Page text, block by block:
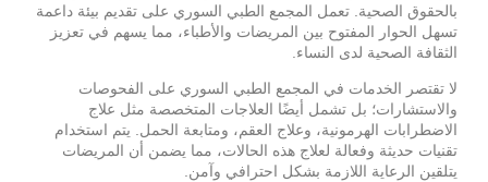
بالحقوق الصحية. تعمل المجمع الطبي السوري على تقديم بيئة داعمة
تسهل الحوار المفتوح بين المريضات والأطباء، مما يسهم في تعزيز
الثقافة الصحية لدى النساء.
لا تقتصر الخدمات في المجمع الطبي السوري على الفحوصات
والاستشارات؛ بل تشمل أيضًا العلاجات المتخصصة مثل علاج
الاضطرابات الهرمونية، وعلاج العقم، ومتابعة الحمل. يتم استخدام
تقنيات حديثة وفعالة لعلاج هذه الحالات، مما يضمن أن المريضات
يتلقين الرعاية اللازمة بشكل احترافي وآمن.